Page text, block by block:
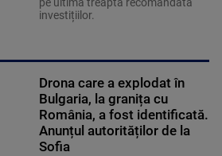
investițiilor.
Drona care a explodat în
Bulgaria, la granița cu
România, a fost identificată.
Anunțul autorităților de la
Sofia